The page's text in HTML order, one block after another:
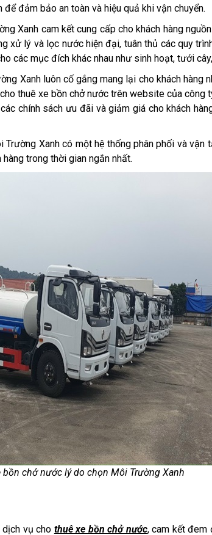
đảm bảo an toàn và hiệu quả khi vận chuyển.
Xanh cam kết cung cấp cho khách hàng
xử lý và lọc nước hiện đại, tuân thủ các quy
các mục đích khác nhau như sinh hoạt, tưới
Xanh luôn cố gắng mang lại cho khách hàng
thuê xe bồn chở nước trên website của công
chính sách ưu đãi và giảm giá cho khách
Trường Xanh có một hệ thống phân phối và vận
trong thời gian ngắn nhất.
bồn chở nước lý do chọn Môi Trường Xanh
vụ cho thuê xe bồn chở nước, cam kết đem